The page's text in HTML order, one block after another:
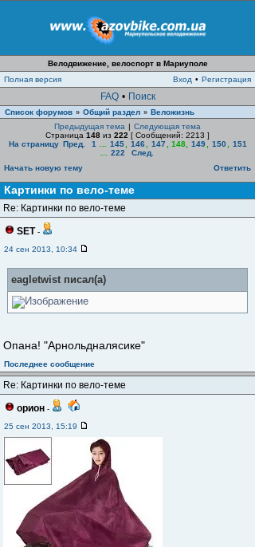
Велодвижение, велоспорт в Мариуполе
Полная версия
Вход • Регистрация
FAQ • Поиск
Список форумов » Общий раздел » Веложизнь
Предыдущая тема | Следующая тема
Страница 148 из 222 [ Сообщений: 2213 ]
На страницу Пред. 1 145 146 147 148, 149 150
151
222
След.
Начать новую тему
Ответить
Картинки по вело-теме
Re: Картинки по вело-теме
SET -
24 сен 2013, 10:34
eagletwist писал(а)
Опана! "Арнольдналясике"
Последнее сообщение
Re: Картинки по вело-теме
орион -
25 сен 2013, 15:19